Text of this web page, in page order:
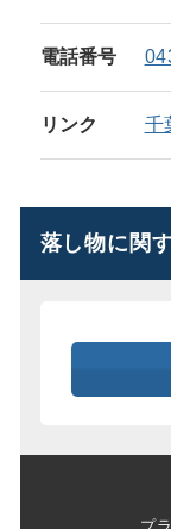
電話番号
リンク 千
落し物に関